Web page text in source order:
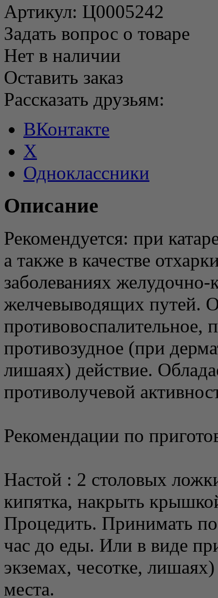
Артикул: Ц0005242
Задать вопрос о товаре
Нет в наличии
Оставить заказ
Рассказать друзьям:
ВКонтакте
X
Одноклассники
Описание
Рекомендуется: при
а также в качестве
заболеваниях
желчевыводящих путей.
противовоспалительное,
противозудное (при
лишаях) действие.
противолучевой
Рекомендации по
Настой : 2 столовых
кипятка, накрыть
Процедить. Принимать по
час до еды. Или в виде
экземах, чесотке,
места.